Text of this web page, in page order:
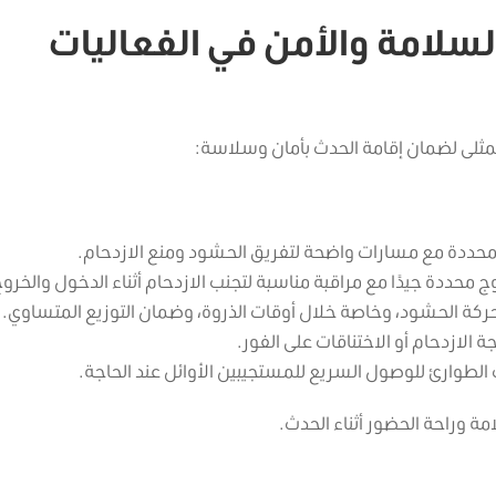
والأمن في الفعاليات
لضمان إقامة الحدث بأمان وسلاسة:
مع مسارات واضحة لتفريق الحشود ومنع الازدحام.
جيدًا مع مراقبة مناسبة لتجنب الازدحام أثناء الدخول
الحشود، وخاصة خلال أوقات الذروة، وضمان التوزيع المتساوي.
أو الاختناقات على الفور.
للوصول السريع للمستجيبين الأوائل عند الحاجة.
وراحة الحضور أثناء الحدث.